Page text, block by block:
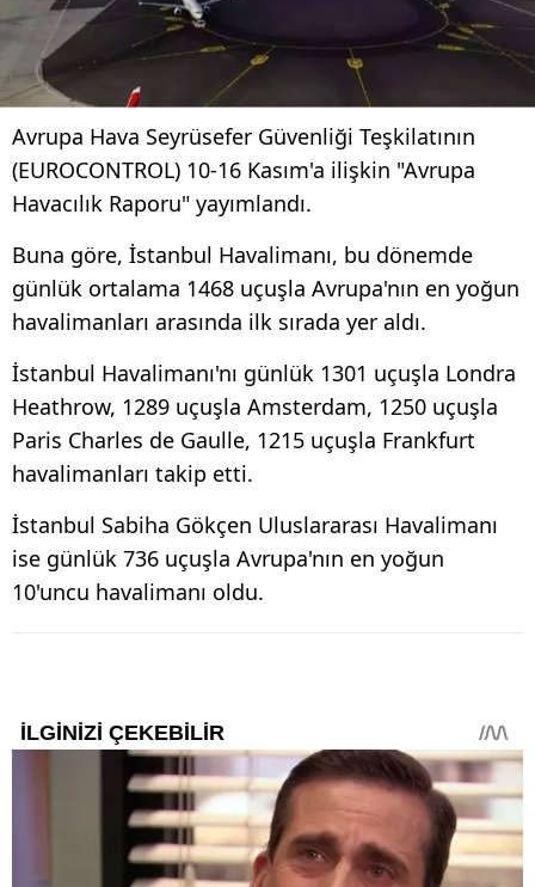
Avrupa Hava Seyrüsefer Güvenliği Teşkilatının
(EUROCONTROL) 10-16 Kasım'a ilişkin "Avrupa
Havacılık Raporu" yayımlandı.
Buna göre, İstanbul Havalimanı, bu dönemde
günlük ortalama 1468 uçuşla Avrupa'nın en yoğun
havalimanları arasında ilk sırada yer aldı.
İstanbul Havalimanı'nı günlük 1301 uçuşla Londra
Heathrow, 1289 uçuşla Amsterdam, 1250 uçuşla
Paris Charles de Gaulle, 1215 uçuşla Frankfurt
havalimanları takip etti.
İstanbul Sabiha Gökçen Uluslararası Havalimanı
ise günlük 736 uçuşla Avrupa'nın en yoğun
10'uncu havalimanı oldu.